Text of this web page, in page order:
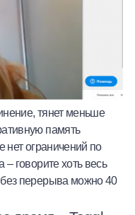
тянет меньше
память
нет ограничений по
– говорите хоть весь
перерыва можно 40